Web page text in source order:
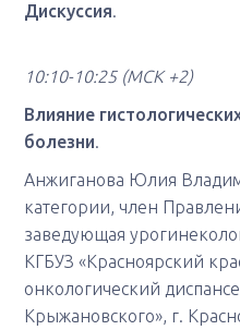
Дискуссия.
10:10-10:25 (МСК +2)
Влияние
болезни.
Анжиганова Юлия
категории, член
заведующая
КГБУЗ «Красноярский
онкологический
Крыжановского», г.